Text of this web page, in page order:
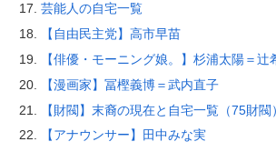
芸能人の自宅一覧
【自由民主党】高市早苗
【俳優・モーニング娘。】杉浦太陽＝辻
【漫画家】冨樫義博＝武内直子
【財閥】末裔の現在と自宅一覧（75財閥）
【アナウンサー】田中みな実